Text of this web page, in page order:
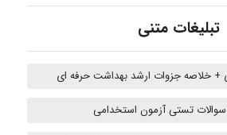
تبلیغات متنی
تستی آزمون استخدامی